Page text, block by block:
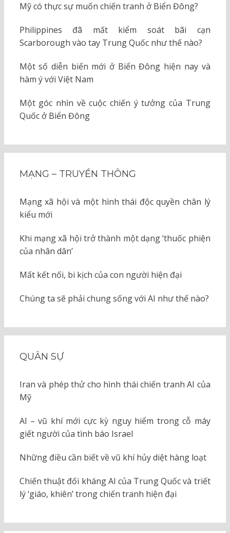
Mỹ có thực sự muốn chiến tranh ở Biển Đông?
Philippines đã mất kiểm soát bãi cạn
Scarborough vào tay Trung Quốc như thế nào?
Một số diễn biến mới ở Biển Đông hiện nay và
hàm ý với Việt Nam
Một góc nhìn về cuộc chiến ý tưởng của Trung
Quốc ở Biển Đông
MẠNG – TRUYỀN THÔNG
Mạng xã hội và một hình thái độc quyền chân lý
kiểu mới
Khi mạng xã hội trở thành một dạng ‘thuốc phiện
của nhân dân’
Mất kết nối, bi kịch của con người hiện đại
Chúng ta sẽ phải chung sống với AI như thế nào?
QUÂN SỰ
Iran và phép thử cho hình thái chiến tranh AI của
Mỹ
AI – vũ khí mới cực kỳ nguy hiểm trong cỗ máy
giết người của tình báo Israel
Những điều cần biết về vũ khí hủy diệt hàng loạt
Chiến thuật đối kháng AI của Trung Quốc và triết
lý ‘giáo, khiên’ trong chiến tranh hiện đại